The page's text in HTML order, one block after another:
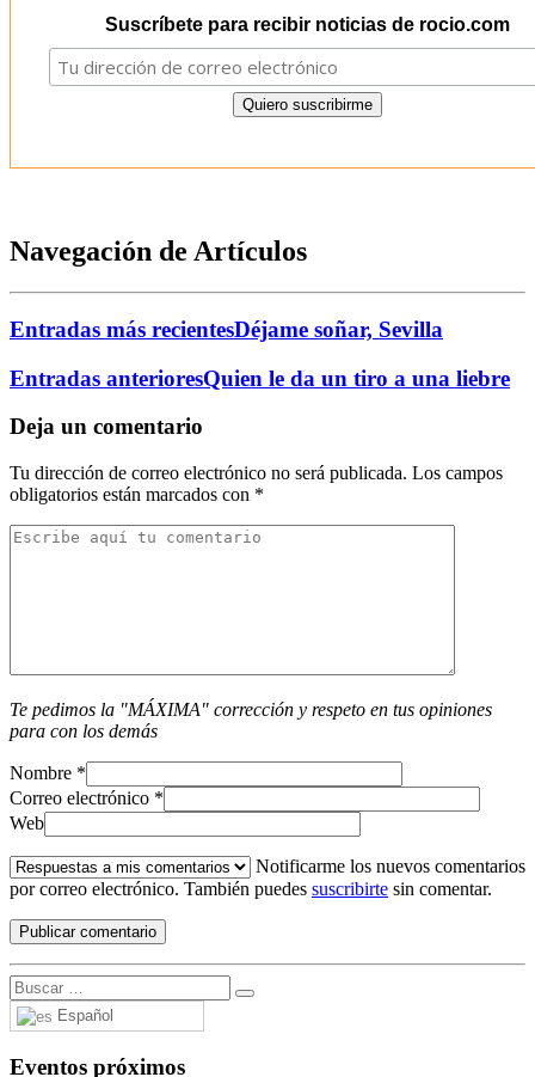
Suscríbete para recibir noticias de rocio.com
Navegación de Artículos
Entradas más recientesDéjame soñar, Sevilla
Entradas anterioresQuien le da un tiro a una liebre
Deja un comentario
Tu dirección de correo electrónico no será publicada. Los campos
obligatorios están marcados con *
Te pedimos la "MÁXIMA" corrección y respeto en tus opiniones
para con los demás
Nombre *
Correo electrónico *
Web
Notificarme los nuevos comentarios
por correo electrónico. También puedes suscribirte sin comentar.
Español
Eventos próximos